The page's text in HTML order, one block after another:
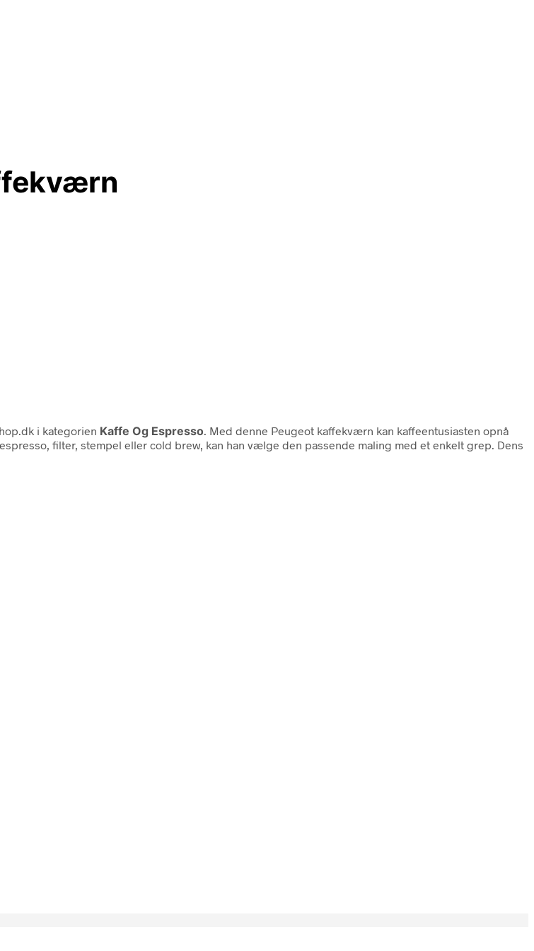
i kategorien Kaffe Og Espresso . Med denne Peugeot kaffekværn kan kaffeentusiasten opnå
filter, stempel eller cold brew, kan han vælge den passende maling med et enkelt grep. Dens